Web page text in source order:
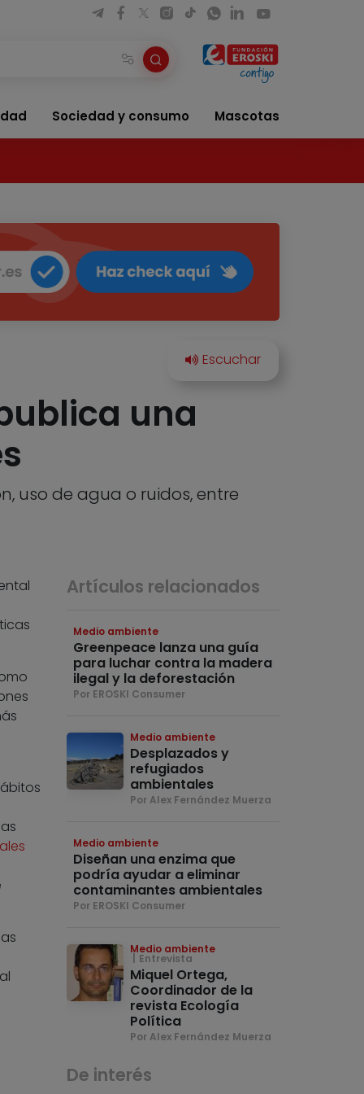
Sociedad y consumo Mascotas
una
uso de agua o ruidos, entre
Artículos relacionados
Medio ambiente
Greenpeace lanza una guía
para luchar contra la madera
ilegal y la deforestación
Por EROSKI Consumer
Medio ambiente
Desplazados y
refugiados
ambientales
Por Alex Fernández Muerza
Medio ambiente
Diseñan una enzima que
podría ayudar a eliminar
contaminantes ambientales
Por EROSKI Consumer
Medio ambiente
Entrevista
Miquel Ortega,
Coordinador de la
revista Ecología
Política
Por Alex Fernández Muerza
De interés